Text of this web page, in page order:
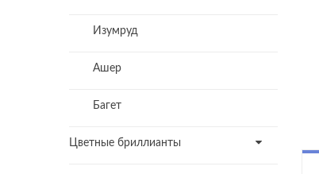
Изумруд
Ашер
Багет
Цветные бриллианты